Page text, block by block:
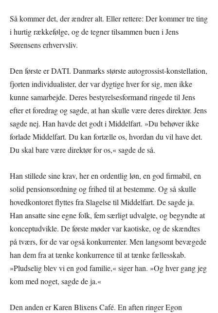
Så kommer det, der ændrer alt. Eller rettere: Der kommer tre ting
i hurtig rækkefølge, og de tegner tilsammen buen i Jens
Sørensens erhvervsliv.
Den første er DATI. Danmarks største autogrossist-konstellation,
fjorten individualister, der var dygtige hver for sig, men ikke
kunne samarbejde. Deres bestyrelsesformand ringede til Jens
efter et foredrag og sagde, at han skulle være deres direktør. Jens
sagde nej. Han havde det godt i Middelfart. »Du behøver ikke
forlade Middelfart. Du kan fortælle os, hvordan du vil have det.
Du skal bare være direktør for os,« sagde de så.
Han stillede sine krav, her en ordentlig løn, en god firmabil, en
solid pensionsordning og frihed til at bestemme. Og så skulle
hovedkontoret flyttes fra Slagelse til Middelfart. De sagde ja.
Han ansatte sine egne folk, fem særligt udvalgte, og begyndte at
konceptudvikle. De første møder var kaotiske, og de skændtes
på tværs, for de var også konkurrenter. Men langsomt bevægede
han dem fra at tænke konkurrence til at tænke fællesskab.
»Pludselig blev vi en god familie,« siger han. »Og hver gang jeg
kom med noget, sagde de ja.«
Den anden er Karen Blixens Café. En aften ringer Egon